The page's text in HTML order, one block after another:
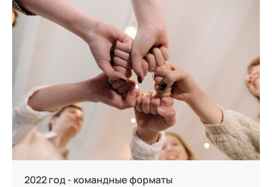
2022 год - командные форматы